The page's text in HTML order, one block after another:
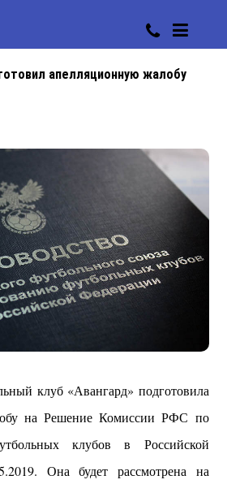
апелляционную жалобу
клуб «Авангард» подготовила
на Решение Комиссии РФС по
клубов в Российской
Она будет рассмотрена на